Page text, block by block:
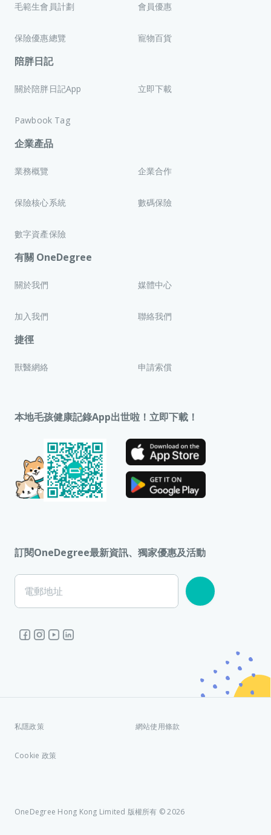
毛範生會員計劃 會員優惠
保險優惠總覽 寵物百貨
陪胖日記
關於陪胖日記App 立即下載
Pawbook Tag
企業產品
業務概覽 企業合作
保險核心系統 數碼保險
數字資產保險
有關 OneDegree
關於我們 媒體中心
加入我們 聯絡我們
捷徑
獸醫網絡 申請索償
本地毛孩健康記錄App出世啦！立即下載！
訂閱OneDegree最新資訊、獨家優惠及活動
電郵地址
私隱政策 網站使用條款
Cookie 政策
OneDegree Hong Kong Limited 版權所有 © 2026